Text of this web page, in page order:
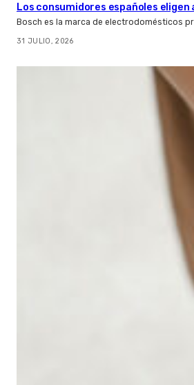
Los consumidores españoles
Bosch es la marca de electrodomésticos
31 JULIO, 2026